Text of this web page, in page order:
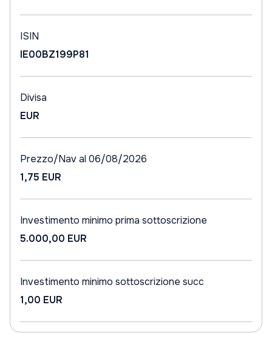
ISIN
IE00BZ199P81
Divisa
EUR
Prezzo/Nav al 06/08/2026
1,75 EUR
Investimento minimo prima sottoscrizione
5.000,00 EUR
Investimento minimo sottoscrizione succ
1,00 EUR